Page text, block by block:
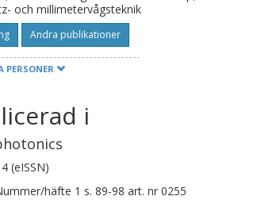
och millimetervågsteknik
Andra publikationer
Institute for Materials Science (NIMS)
PERSONER
i
(eISSN)
häfte 1 s. 89-98 art. nr 0255